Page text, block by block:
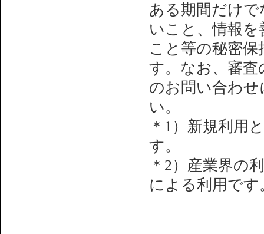
ある期間だけ
いこと、情報
こと等の秘密
す。なお、審査
のお問い合わ
い。
＊1）新規利用
す。
＊2）産業界の
による利用です